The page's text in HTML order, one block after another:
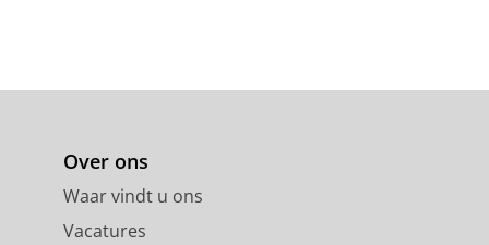
Over ons
Waar vindt u ons
Vacatures